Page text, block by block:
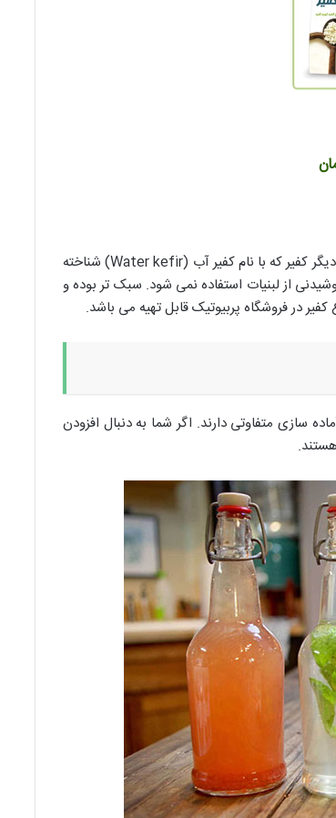
قیمت
این نوشیدنی در اکثر فروشگاه ها با عنوان دوغ کفیر یافت می شود. نوع دیگر کفیر که با نام کفیر آب (Water kefir) شناخته
از لبنیات استفاده نمی شود. سبک تر بوده و
در فروشگاه پربیوتیک قابل تهیه می باشد.
سازی متفاوتی دارند. اگر شما به دنبال افزودن